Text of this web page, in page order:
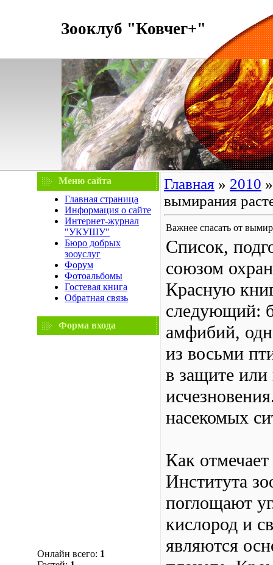
Зооклуб "Ковчег+"
Меню сайта
Главная страница
Информация о сайте
Интернет-журнал
"УКУШУ"
Бюро добрых
зооуслуг
Форум
Фотоальбомы
Гостевая книга
Обратная связь
Форма входа
Онлайн всего: 1
Главная » 2010 »
вымирания
Важнее спасать от
Список,
союзом
Красную
следующий:
амфибий,
из восьми
в защите или
насекомых
Как
Института
поглощают
кислород и
являются